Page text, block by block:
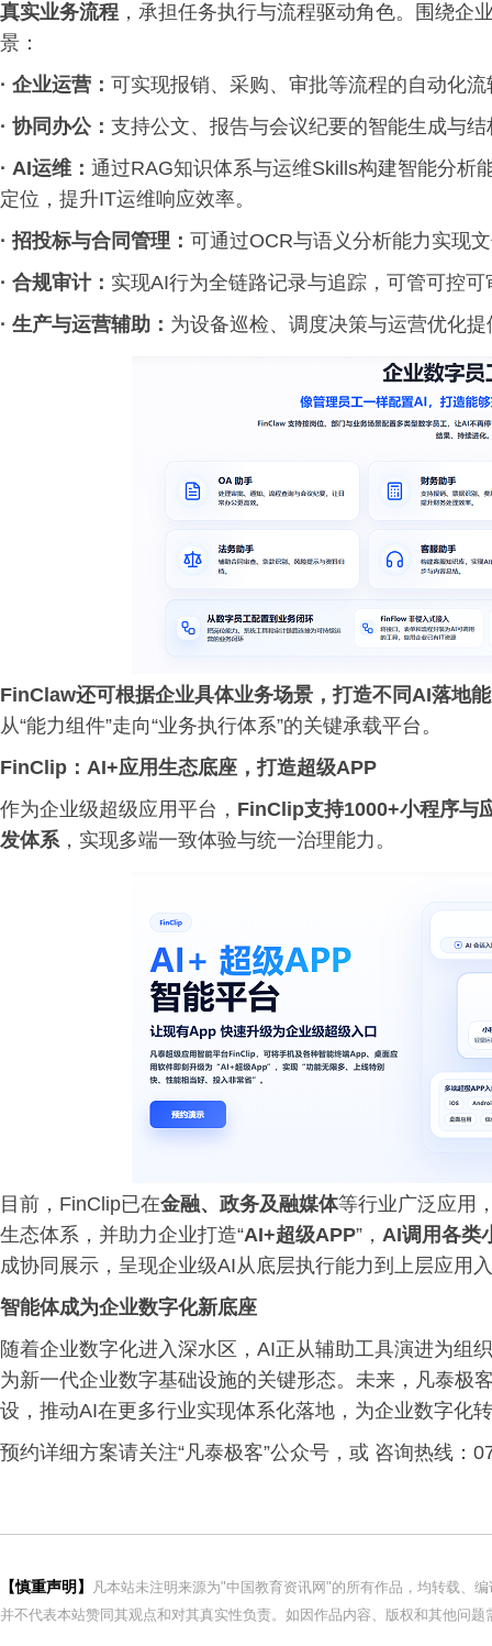
真实业务流程 ，承担任务执行与流程驱动角色。围绕企
景：
· 企业运营： 可实现报销、采购、审批等流程的自动化
· 协同办公： 支持公文、报告与会议纪要的智能生成与
· AI运维： 通过RAG知识体系与运维Skills构建智能分析
定位，提升IT运维响应效率。
· 招投标与合同管理： 可通过OCR与语义分析能力实现
· 合规审计： 实现AI行为全链路记录与追踪，可管可控
· 生产与运营辅助： 为设备巡检、调度决策与运营优化
FinClaw还可根据企业具体业务场景，打造不同AI落地
从“能力组件”走向“业务执行体系”的关键承载平台。
FinClip：AI+应用生态底座，打造超级APP
作为企业级超级应用平台， FinClip支持1000+小程序与
发体系，实现多端一致体验与统一治理能力。
目前，FinClip已在金融、政务及融媒体等行业广泛应用
生态体系，并助力企业打造“AI+超级APP”， AI调用各类
成协同展示，呈现企业级AI从底层执行能力到上层应用
智能体成为企业数字化新底座
随着企业数字化进入深水区，AI正从辅助工具演进为组
为新一代企业数字基础设施的关键形态。未来，凡泰极
设，推动AI在更多行业实现体系化落地，为企业数字化
预约详细方案请关注“凡泰极客”公众号，或 咨询热线：
【慎重声明】
凡本站未注明来源为"中国教育资讯网"的所有作品，均转载、
并不代表本站赞同其观点和对其真实性负责。如因作品内容、版权和其他问